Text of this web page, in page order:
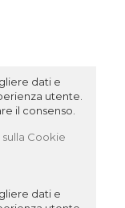
dati e
utente.
il consenso.
Cookie
dati e